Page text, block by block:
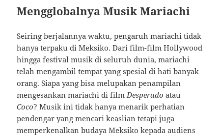
Mengglobalnya Musik Mariachi
Seiring berjalannya waktu, pengaruh mariachi tidak
hanya terpaku di Meksiko. Dari film-film Hollywood
hingga festival musik di seluruh dunia, mariachi
telah mengambil tempat yang spesial di hati banyak
orang. Siapa yang bisa melupakan penampilan
mengesankan mariachi di filmDesperado atau
Coco? Musik ini tidak hanya menarik perhatian
pendengar yang mencari keaslian tetapi juga
memperkenalkan budaya Meksiko kepada audiens